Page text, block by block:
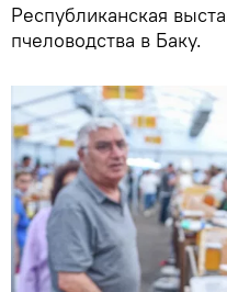
Республиканская
пчеловодства в Баку.